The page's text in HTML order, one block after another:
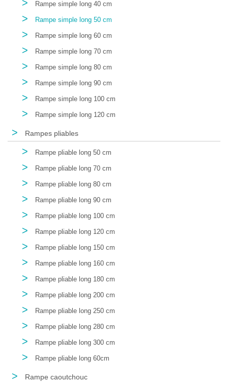
> Rampe simple long 40 cm
> Rampe simple long 50 cm
> Rampe simple long 60 cm
> Rampe simple long 70 cm
> Rampe simple long 80 cm
> Rampe simple long 90 cm
> Rampe simple long 100 cm
> Rampe simple long 120 cm
> Rampes pliables
> Rampe pliable long 50 cm
> Rampe pliable long 70 cm
> Rampe pliable long 80 cm
> Rampe pliable long 90 cm
> Rampe pliable long 100 cm
> Rampe pliable long 120 cm
> Rampe pliable long 150 cm
> Rampe pliable long 160 cm
> Rampe pliable long 180 cm
> Rampe pliable long 200 cm
> Rampe pliable long 250 cm
> Rampe pliable long 280 cm
> Rampe pliable long 300 cm
> Rampe pliable long 60cm
> Rampe caoutchouc